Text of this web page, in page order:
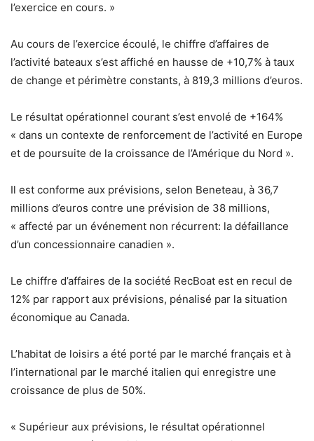
l’exercice en cours. »
Au cours de l’exercice écoulé, le chiffre d’affaires de
l’activité bateaux s’est affiché en hausse de +10,7% à taux
de change et périmètre constants, à 819,3 millions d’euros.
Le résultat opérationnel courant s’est envolé de +164%
« dans un contexte de renforcement de l’activité en Europe
et de poursuite de la croissance de l’Amérique du Nord ».
Il est conforme aux prévisions, selon Beneteau, à 36,7
millions d’euros contre une prévision de 38 millions,
« affecté par un événement non récurrent: la défaillance
d’un concessionnaire canadien ».
Le chiffre d’affaires de la société RecBoat est en recul de
12% par rapport aux prévisions, pénalisé par la situation
économique au Canada.
L’habitat de loisirs a été porté par le marché français et à
l’international par le marché italien qui enregistre une
croissance de plus de 50%.
« Supérieur aux prévisions, le résultat opérationnel